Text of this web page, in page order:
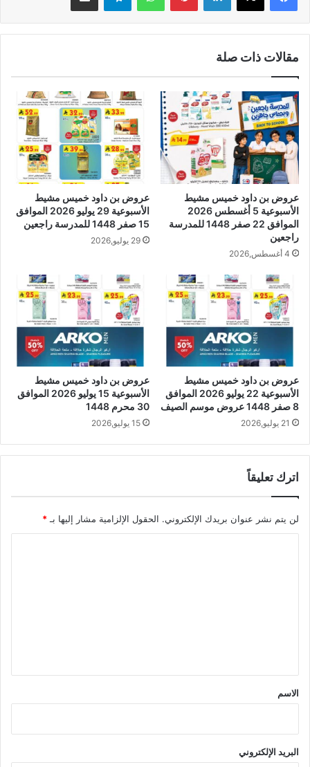
مقالات ذات صلة
عروض بن داود خميس مشيط
الأسبوعية 5 أغسطس 2026
الموافق 22 صفر 1448 للمدرسة
راجعين
4 أغسطس,2026
عروض بن داود خميس مشيط
الأسبوعية 29 يوليو 2026 الموافق
15 صفر 1448 للمدرسة راجعين
29 يوليو,2026
عروض بن داود خميس مشيط
الأسبوعية 22 يوليو 2026 الموافق
8 صفر 1448 عروض موسم الصيف
21 يوليو,2026
عروض بن داود خميس مشيط
الأسبوعية 15 يوليو 2026 الموافق
30 محرم 1448
15 يوليو,2026
اترك تعليقاً
لن يتم نشر عنوان بريدك الإلكتروني. الحقول الإلزامية مشار إليها بـ *
*
الاسم
البريد الإلكتروني